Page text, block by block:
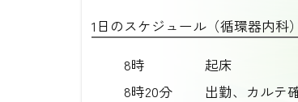
1日のスケジュール（循環器内科）
8時
起床
8時20分
出勤、カルテ